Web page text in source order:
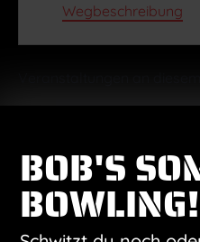
Wegbeschreibung
Anstehende
Datum
wählen.
Vorherige
BOB'S